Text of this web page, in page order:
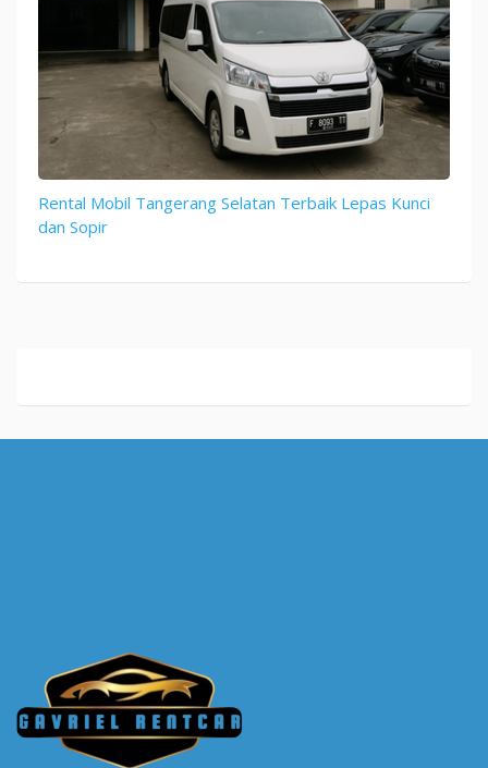
Rental Mobil Tangerang Selatan Terbaik Lepas Kunci
dan Sopir